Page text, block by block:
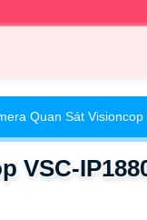
Quan Sát Visioncop
VSC-